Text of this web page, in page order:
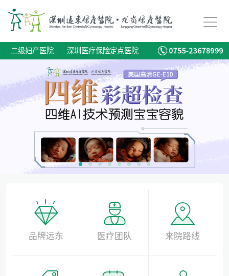
· 二级妇产医院 · 深圳医疗保险定点医院
品牌远东 医疗团队 来院路线
备孕迟迟怀不上，问题到底出在哪？
爱有光，愈未来！深圳远东龙岗妇产医院儿童康复专科正式启航！